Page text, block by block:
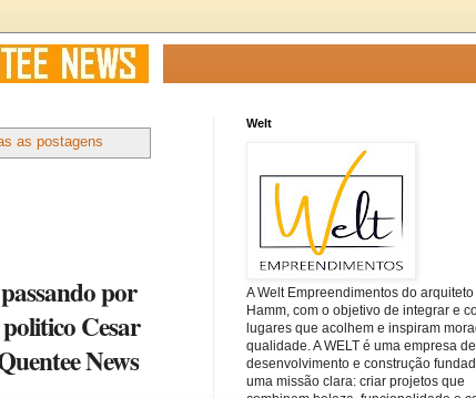
as postagens
por
Cesar
News
Welt
A Welt Empreendimentos do
Hamm, com o objetivo de integrar e
lugares que acolhem e inspiram
qualidade. A WELT é uma empresa de
desenvolvimento e construção
uma missão clara: criar projetos que